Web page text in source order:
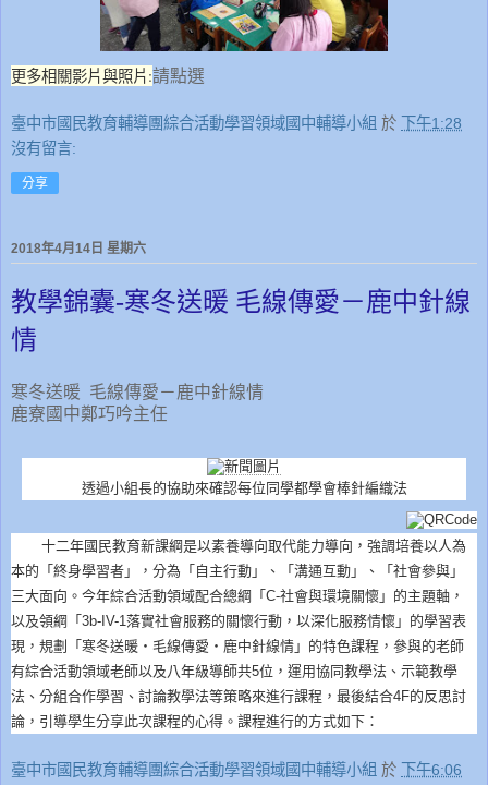
更多相關影片與照片:請點選
臺中市國民教育輔導團綜合活動學習領域國中輔導小組 於 下午1:28
沒有留言:
分享
2018年4月14日 星期六
教學錦囊-寒冬送暖 毛線傳愛－鹿中針線
情
寒冬送暖 毛線傳愛－鹿中針線情
鹿寮國中鄭巧吟主任
透過小組長的協助來確認每位同學都學會棒針編織法
十二年國民教育新課綱是以素養導向取代能力導向，強調培養以人為
本的「終身學習者」，分為「自主行動」、「溝通互動」、「社會參與」
三大面向。今年綜合活動領域配合總綱「C-社會與環境關懷」的主題軸，
以及領綱「3b-IV-1落實社會服務的關懷行動，以深化服務情懷」的學習表
現，規劃「寒冬送暖‧毛線傳愛‧鹿中針線情」的特色課程，參與的老師
有綜合活動領域老師以及八年級導師共5位，運用協同教學法、示範教學
法、分組合作學習、討論教學法等策略來進行課程，最後結合4F的反思討
論，引導學生分享此次課程的心得。課程進行的方式如下：
臺中市國民教育輔導團綜合活動學習領域國中輔導小組 於
下午6:06